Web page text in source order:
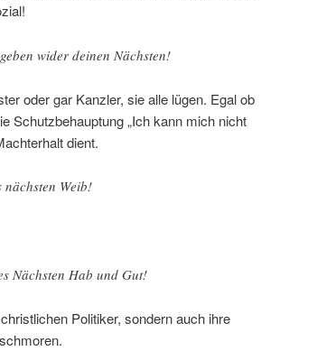
wider deinen Nächsten!
oder gar Kanzler, sie alle lügen. Egal ob
Schutzbehauptung „Ich kann mich nicht
dient.
Weib!
Nächsten Hab und Gut!
Politiker, sondern auch ihre